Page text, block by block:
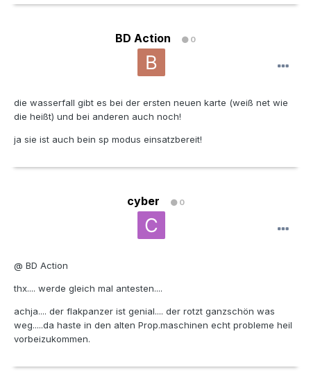
BD Action 0
die wasserfall gibt es bei der ersten neuen karte (weiß net wie
die heißt) und bei anderen auch noch!
ja sie ist auch bein sp modus einsatzbereit!
cyber 0
@ BD Action
thx.... werde gleich mal antesten....
achja.... der flakpanzer ist genial.... der rotzt ganzschön was
weg.....da haste in den alten Prop.maschinen echt probleme heil
vorbeizukommen.